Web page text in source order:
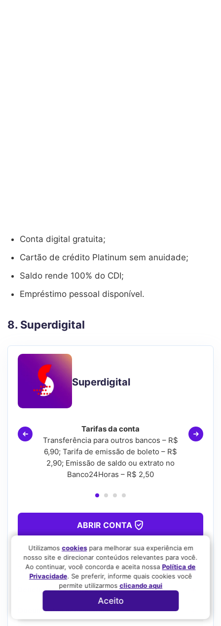
Conta digital gratuita;
Cartão de crédito Platinum sem anuidade;
Saldo rende 100% do CDI;
Empréstimo pessoal disponível.
8. Superdigital
Superdigital
Tarifas da conta
Transferência para outros bancos – R$
6,90; Tarifa de emissão de boleto – R$
2,90; Emissão de saldo ou extrato no
Banco24Horas – R$ 2,50
ABRIR CONTA
URL Verificada
Tarifas da conta
Benefícios da conta
Documentos necessários
Utilizamos cookiespara melhorar sua experiência em
nosso site e direcionar conteúdos relevantes para você.
Ao continuar, você concorda e aceita nossaPolítica de
Privacidade. Se preferir, informe quais cookies você
permite utilizarmos clicando aqui
Aceito